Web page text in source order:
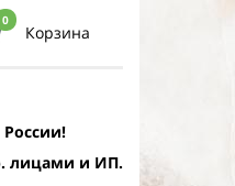
0
Корзина
лицами и ИП.